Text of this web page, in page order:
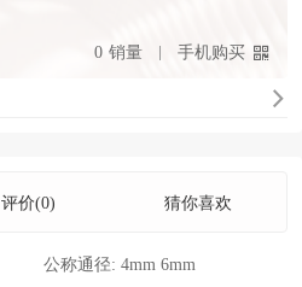
0 销量 手机购买
评价(0) 猜你喜欢
公称通径: 4mm 6mm